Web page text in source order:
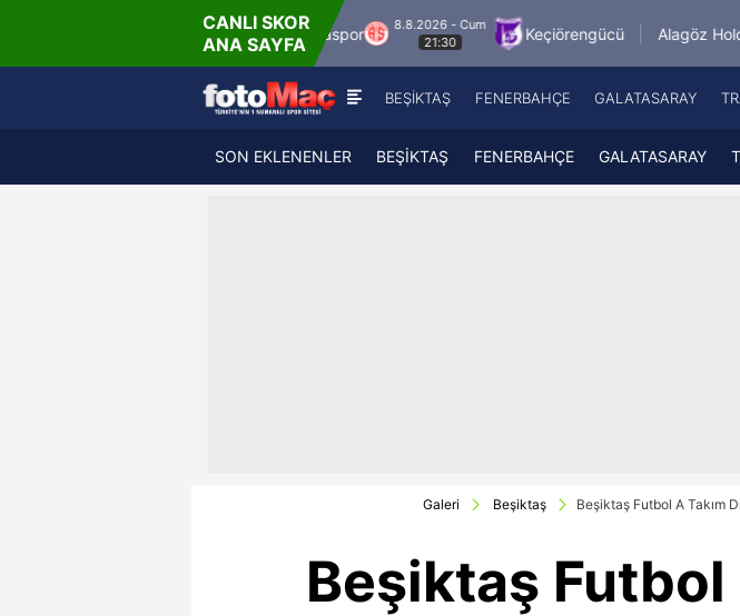
CANLI SKOR
ANA SAYFA
Hesap.com Antalyaspor
8.8.2026 - Cum
21:30
Keçiörengücü Alagöz Holding Iğdır FK
BEŞİKTAŞ FENERBAHÇE GALATASARAY
SON EKLENENLER BEŞİKTAŞ FENERBAHÇE GALATASARAY
Galeri Beşiktaş Beşiktaş Futbol A Takım
Beşiktaş Futbol